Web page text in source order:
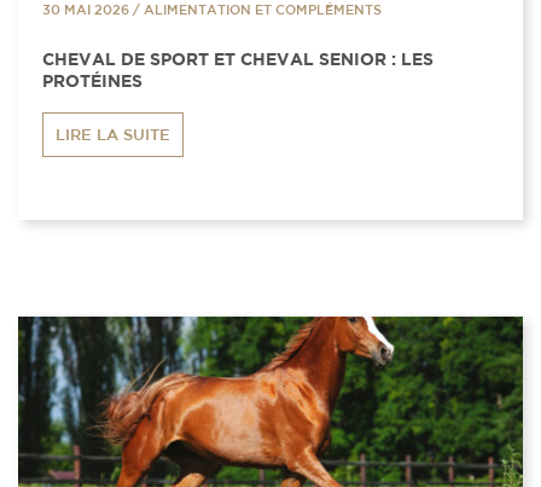
30 MAI 2026 / ALIMENTATION ET COMPLÉMENTS
CHEVAL DE SPORT ET CHEVAL SENIOR : LES
PROTÉINES
LIRE LA SUITE